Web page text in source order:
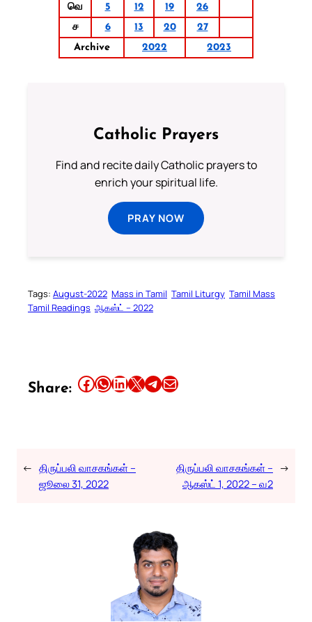
வெ
5 12 19
26
ச
6 13 20
27
Archive
2022 2023
Catholic Prayers
Find and recite daily Catholic prayers to
enrich your spiritual life.
PRAY NOW
Tags: August-2022 Mass in Tamil Tamil Liturgy Tamil Mass
Tamil Readings ஆகஸ்ட் – 2022
Share: Share this article on Facebook Share this article on WhatsApp Share this article on LinkedIn Share this article on X Share this article on TelegramEmail this Article
← திருப்பலி வாசகங்கள் –
ஜூலை 31, 2022
திருப்பலி வாசகங்கள் –
ஆகஸ்ட் 1, 2022 – வ2
→